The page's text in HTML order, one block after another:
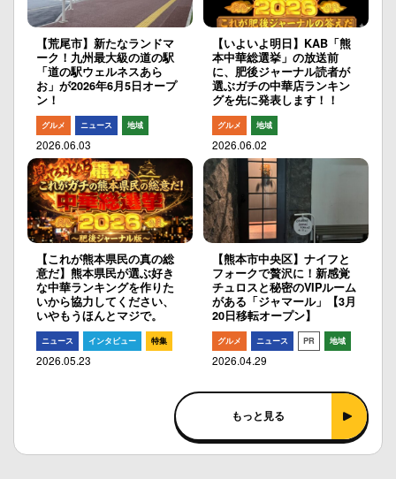
【荒尾市】新たなランドマ
ーク！九州最大級の道の駅
「道の駅ウェルネスあら
お」が2026年6月5日オープ
ン！
グルメ ニュース 地域
2026.06.03
【いよいよ明日】KAB「熊
本中華総選挙」の放送前
に、肥後ジャーナル読者が
選ぶガチの中華店ランキン
グを先に発表します！！
グルメ 地域
2026.06.02
【これが熊本県民の真の総
意だ】熊本県民が選ぶ好き
な中華ランキングを作りた
いから協力してください、
いやもうほんとマジで。
ニュース インタビュー 特集
2026.05.23
【熊本市中央区】ナイフと
フォークで贅沢に！新感覚
チュロスと秘密のVIPルーム
がある「ジャマール」【3月
20日移転オープン】
グルメ ニュース PR 地域
2026.04.29
もっと見る